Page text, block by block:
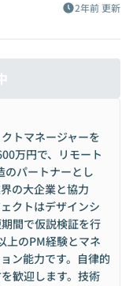
2年前 更新
トマネージャーを
万円で、リモート
パートナーとし
の大企業と協力
クトはデザインシ
間で仮説検証を行
上のPM経験とマネ
ン能力です。自律的
歓迎します。技術